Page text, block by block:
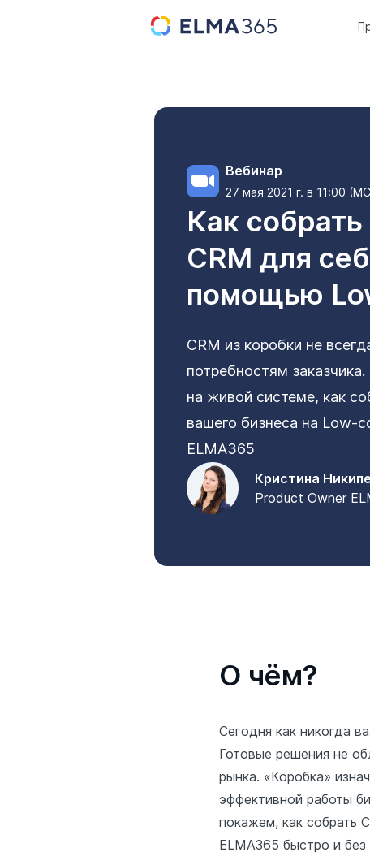
Вебинар
27 мая 2021 г. в 11:00
Как
CRM для
помощью
CRM из коробки не
потребностям
на живой системе, как
вашего бизнеса на Low-
ELMA365
Кристина
Product Owner
О чём?
Сегодня как никогда
Готовые решения не
рынка. «Коробка»
эффективной работы
покажем, как собрать
ELMA365 быстро и